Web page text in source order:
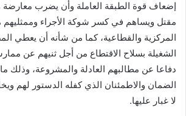
إضعاف قوة الطبقة العاملة وأن يضرب
مقتل ويساهم في كسر شوكة الأجراء وممثليهم
المركزية والقطاعية، كما من شأنه أن يعطي
الشغيلة بسلاح الاقتطاع من أجل ثنيهم عن
دفاعا عن مطالبهم العادلة والمشروعة، وذلك
الضمان والاطمئنان الذي كفله الدستور لهم
لا غبار عليها.